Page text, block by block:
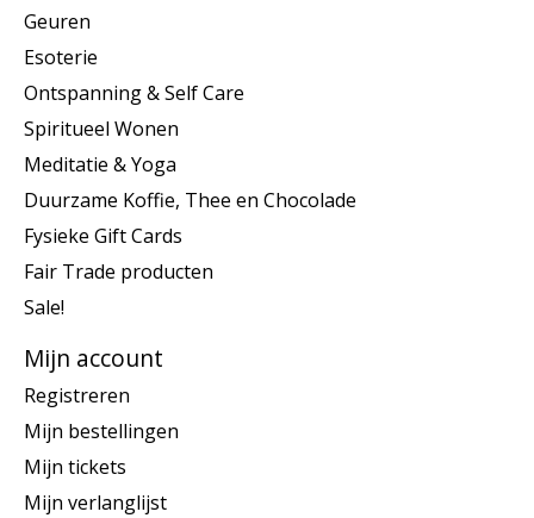
Geuren
Esoterie
Ontspanning & Self Care
Spiritueel Wonen
Meditatie & Yoga
Duurzame Koffie, Thee en Chocolade
Fysieke Gift Cards
Fair Trade producten
Sale!
Mijn account
Registreren
Mijn bestellingen
Mijn tickets
Mijn verlanglijst